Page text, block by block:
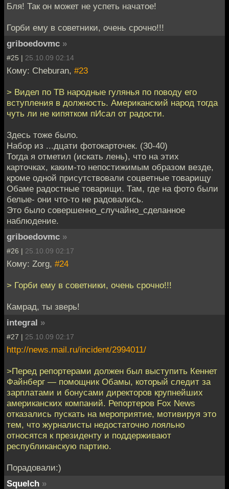
Бля! Так он может не успеть начатое!
Горби ему в советники, очень срочно!!!
griboedovmc »
#25 | 25.10.09 02:14
Кому: Cheburan, #23
> Видел по ТВ народные гулянья по поводу его
вступления в должность. Американский народ тогда
чуть ли не кипятком пИсал от радости.
Здесь тоже было.
Набор из ...дцати фотокарточек. (30-40)
Тогда я отметил (искать лень), что на этих
карточках, каким-то непостижимым образом везде,
кроме одной присутствовали соцветные товарищу
Обаме радостные товарищи. Там, где на фото были
белые- они что-то не радовались.
Это было совершенно_случайно_сделанное
наблюдение.
griboedovmc »
#26 | 25.10.09 02:17
Кому: Zorg, #24
> Горби ему в советники, очень срочно!!!
Камрад, ты зверь!
integral »
#27 | 25.10.09 02:17
http://news.mail.ru/incident/2994011/
>Перед репортерами должен был выступить Кеннет
Файнберг — помощник Обамы, который следит за
зарплатами и бонусами директоров крупнейших
американских компаний. Репортеров Fox News
отказались пускать на мероприятие, мотивируя это
тем, что журналисты недостаточно лояльно
относятся к президенту и поддерживают
республиканскую партию.
Порадовали:)
Squelch »